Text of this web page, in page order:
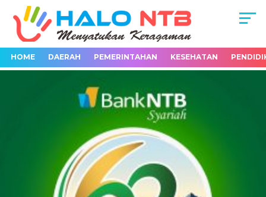
HOME DAERAH PEMERINTAHAN KESEHATAN